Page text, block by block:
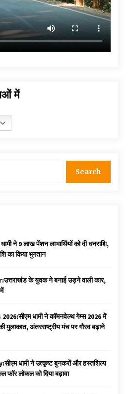
में
ने 9 लाख पेंशन लाभार्थियों को दी धनराशि, ₹
का किया भुगतान
के युवक ने बनाई उड़ने वाली कार,
धामी ने कॉमनवेल्थ गेम्स 2026 में
अंतरराष्ट्रीय मंच पर गौरव बढ़ाने
धामी ने उत्कृष्ट बुनकरों और हस्तशिल्प
फॉर लोकल को दिया बढ़ावा